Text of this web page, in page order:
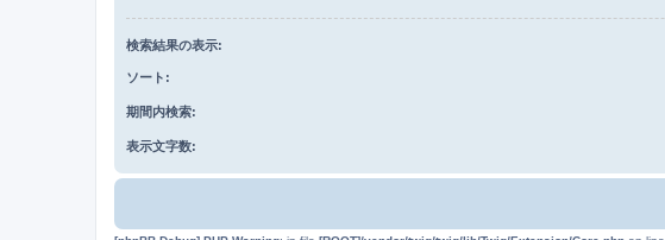
検索結果の表示:
ソート:
期間内検索:
表示文字数: